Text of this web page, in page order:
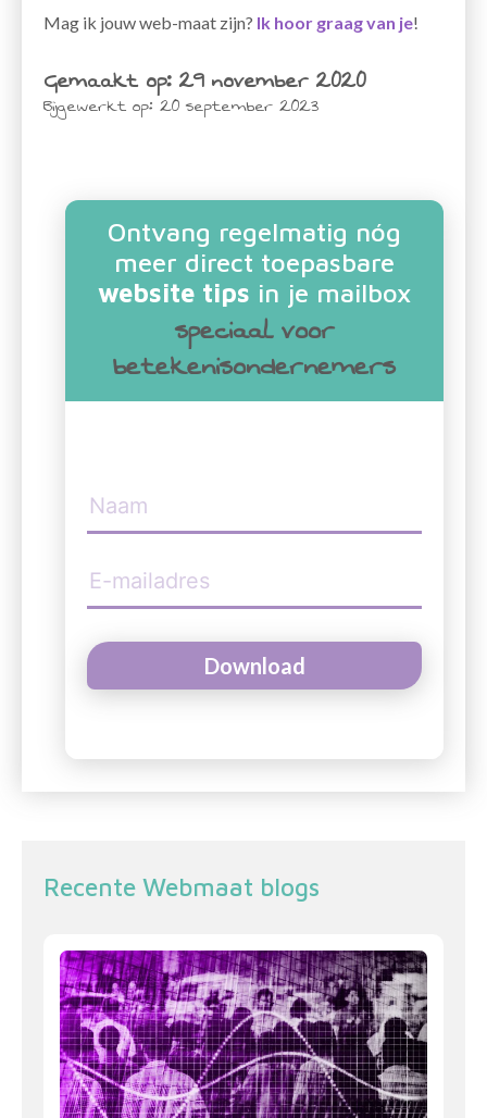
Mag ik jouw web-maat zijn? Ik hoor graag van je!
Gemaakt op: 29 november 2020
Bijgewerkt op: 20 september 2023
Ontvang regelmatig nóg
meer direct toepasbare
website tips in je mailbox
speciaal voor
betekenisondernemers
Download
Recente Webmaat blogs